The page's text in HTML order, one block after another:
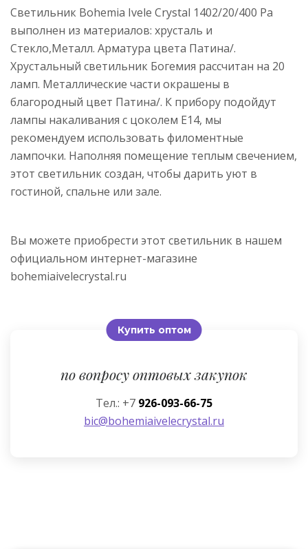
Светильник Bohemia Ivele Crystal 1402/20/400 Pa
выполнен из материалов: хрусталь и
Стекло,Металл. Арматура цвета Патина/.
Хрустальный светильник Богемия рассчитан на 20
ламп. Металлические части окрашены в
благородный цвет Патина/. К прибору подойдут
лампы накаливания с цоколем E14, мы
рекомендуем использовать филоментные
лампочки. Наполняя помещение теплым свечением,
этот светильник создан, чтобы дарить уют в
гостиной, спальне или зале.
Вы можете приобрести этот светильник в нашем
официальном интернет-магазине
bohemiaivelecrystal.ru
Купить оптом
по вопросу оптовых закупок
Тел.: +7 926-093-66-75
bic@bohemiaivelecrystal.ru